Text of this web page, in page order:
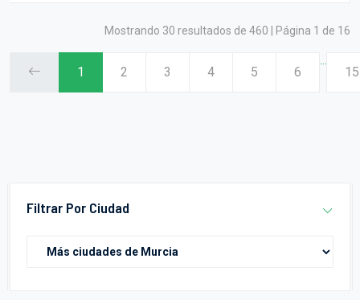
Filtrar Por Ciudad
Mostrando 30 resultados de 460 | Página 1 de 16
1 2 3 4 5 6 15